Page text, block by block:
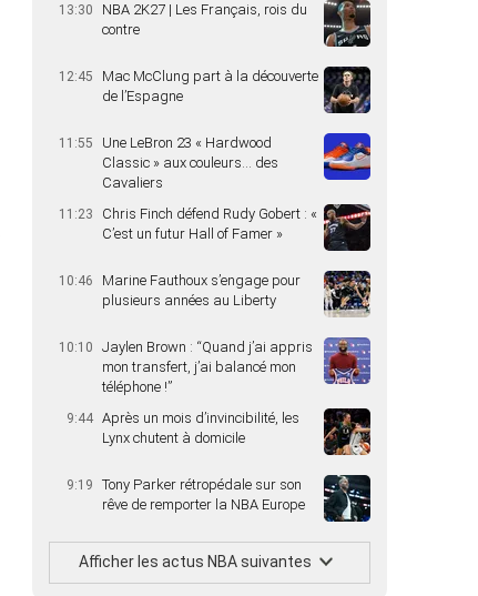
13:30
NBA 2K27 | Les Français, rois du
contre
12:45
Mac McClung part à la découverte
de l’Espagne
11:55
Une LeBron 23 « Hardwood
Classic » aux couleurs… des
Cavaliers
11:23
Chris Finch défend Rudy Gobert : «
C’est un futur Hall of Famer »
10:46
Marine Fauthoux s’engage pour
plusieurs années au Liberty
10:10
Jaylen Brown : “Quand j’ai appris
mon transfert, j’ai balancé mon
téléphone !”
9:44 Après un mois d’invincibilité, les
Lynx chutent à domicile
9:19
Tony Parker rétropédale sur son
rêve de remporter la NBA Europe
Afficher les actus NBA suivantes